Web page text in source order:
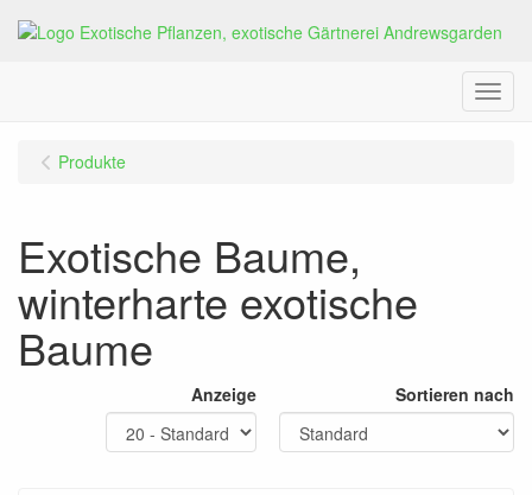
Menu
Produkte
Exotische Baume,
winterharte exotische
Baume
Anzeige Sortieren nach